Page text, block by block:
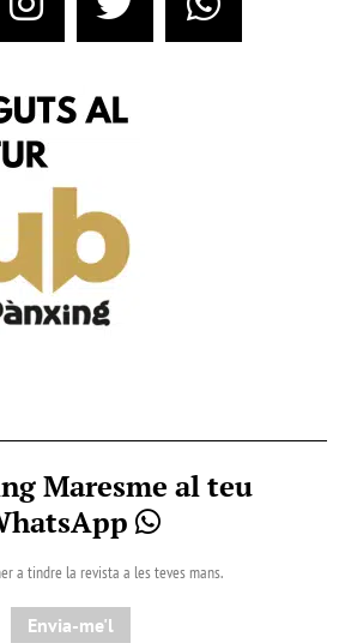
Maresme al teu
a tindre la revista a les teves mans.
Envia-me'l